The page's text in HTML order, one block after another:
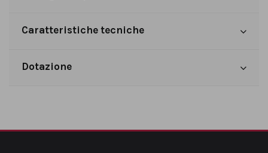
Caratteristiche tecniche
Dotazione